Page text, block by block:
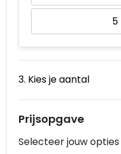
5
3. Kies je aantal
Prijsopgave
Selecteer jouw